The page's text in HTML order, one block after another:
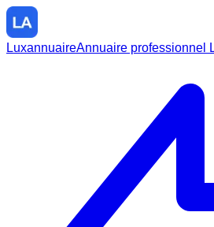
LuxannuaireAnnuaire professionnel